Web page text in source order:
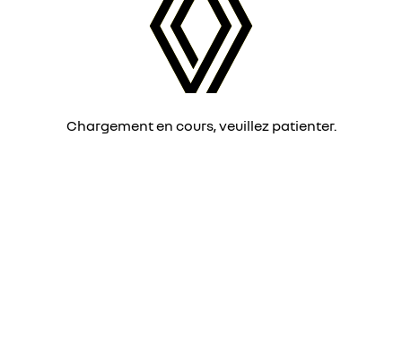
Chargement en cours, veuillez patienter.